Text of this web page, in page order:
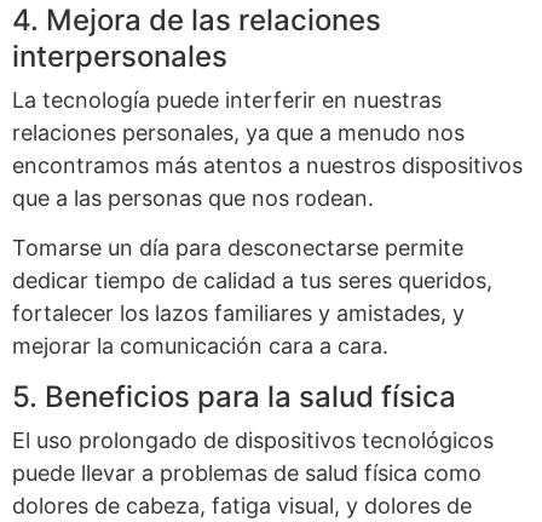
4. Mejora de las relaciones
interpersonales
La tecnología puede interferir en nuestras
relaciones personales, ya que a menudo nos
encontramos más atentos a nuestros dispositivos
que a las personas que nos rodean.
Tomarse un día para desconectarse permite
dedicar tiempo de calidad a tus seres queridos,
fortalecer los lazos familiares y amistades, y
mejorar la comunicación cara a cara.
5. Beneficios para la salud física
El uso prolongado de dispositivos tecnológicos
puede llevar a problemas de salud física como
dolores de cabeza, fatiga visual, y dolores de